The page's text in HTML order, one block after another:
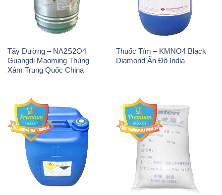
Tẩy Đường – NA2S2O4
Guangdi Maoming Thùng
Xám Trung Quốc China
Thuốc Tím – KMNO4 Black
Diamond Ấn Độ India